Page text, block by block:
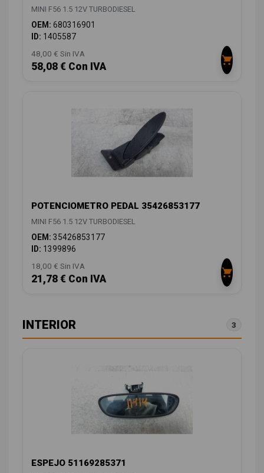
MINI F56 1.5 12V TURBODIESEL
OEM: 680316901
ID: 1405587
48,00 € Sin IVA
58,08 € Con IVA
POTENCIOMETRO PEDAL 35426853177
MINI F56 1.5 12V TURBODIESEL
OEM: 35426853177
ID: 1399896
18,00 € Sin IVA
21,78 € Con IVA
INTERIOR 3
ESPEJO 51169285371